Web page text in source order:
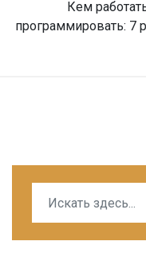
Кем
программировать: 7